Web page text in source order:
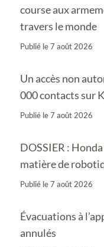
course aux
travers le monde
Publié le7 août 2026
Un accès non
000 contacts sur
Publié le7 août 2026
DOSSIER :
matière de
Publié le7 août 2026
Évacuations à
annulés